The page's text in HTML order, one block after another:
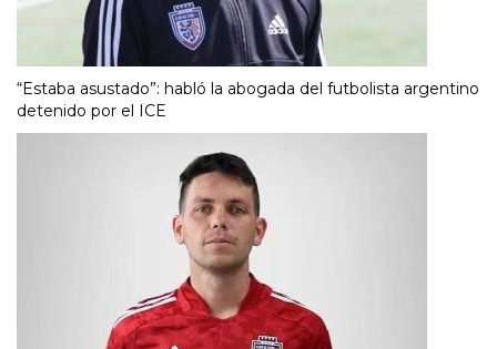
“Estaba asustado”: habló la abogada del futbolista argentino
detenido por el ICE